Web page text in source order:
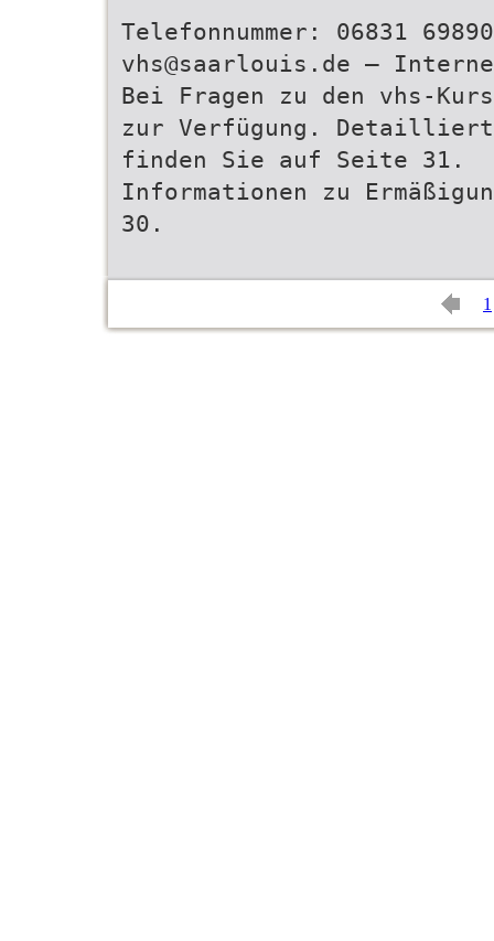
Telefonnummer: 06831
vhs@saarlouis.de –
Bei Fragen zu den vhs-
zur Verfügung.
finden Sie auf Seite 31.
Informationen zu
30.
1